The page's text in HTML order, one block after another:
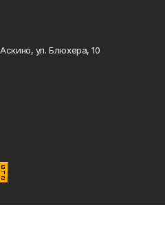
ул. Блюхера, 10